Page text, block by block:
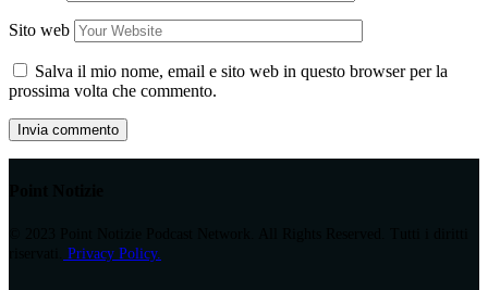
Sito web
Salva il mio nome, email e sito web in questo browser per la
prossima volta che commento.
Privacy Policy.